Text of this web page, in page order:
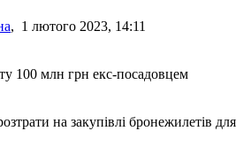
, 1 лютого 2023, 14:11
на закупівлі бронежилетів для